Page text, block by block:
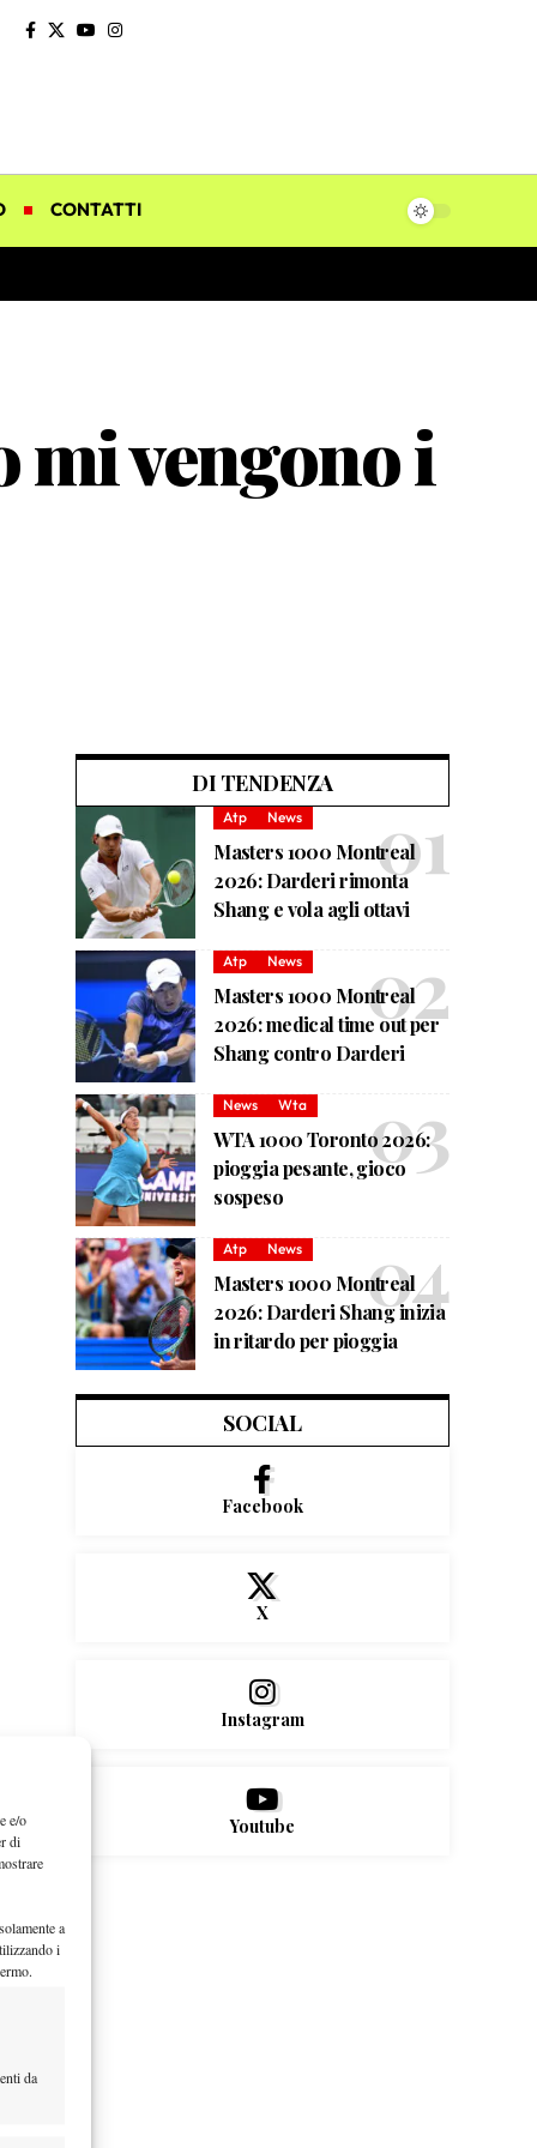
e/o
di
a
i
da
CONTATTI
mi vengono i
DI TENDENZA
Atp News
Masters 1000 Montreal
2026: Darderi rimonta
Shang e vola agli ottavi
Atp News
Masters 1000 Montreal
2026: medical time out per
Shang contro Darderi
News Wta
WTA 1000 Toronto 2026:
pioggia pesante, gioco
sospeso
Atp News
Masters 1000 Montreal
2026: Darderi Shang inizia
in ritardo per pioggia
SOCIAL
Facebook
X
Instagram
Youtube